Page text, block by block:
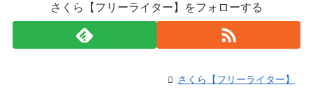
さくら【フリーライター】をフォローする
さくら【フリーライター】